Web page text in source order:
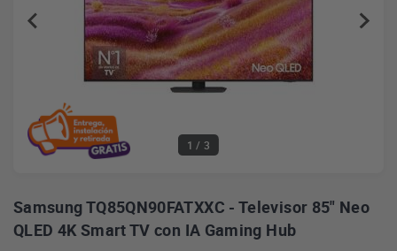
1 / 3
Samsung TQ85QN90FATXXC - Televisor 85" Neo
QLED 4K Smart TV con IA Gaming Hub